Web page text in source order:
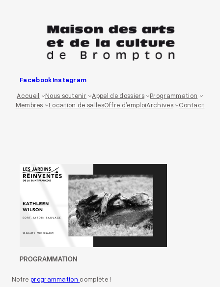
FacebookInstagram
Accueil
Nous soutenir Appel de dossiers
Programmation
Membres
Location de sallesOffre d’emploiArchives Contact
PROGRAMMATION
Notre programmation complète !